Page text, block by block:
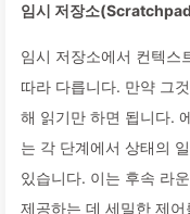
임시 저장소
임시 저장소에서 컨텍스
따라 다릅니다. 만약 그
해 읽기만 하면 됩니다.
는 각 단계에서 상태의
있습니다. 이는 후속 라
제공하는 데 세밀한 제